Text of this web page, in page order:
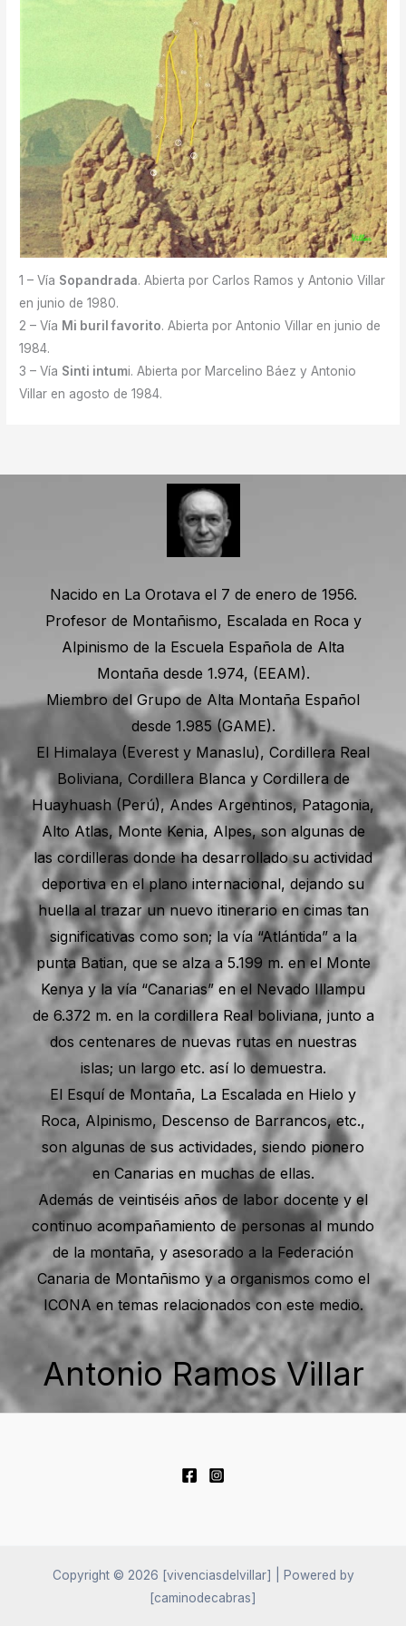
1 – Vía Sopandrada. Abierta por Carlos Ramos y Antonio Villar
en junio de 1980.
2 – Vía Mi buril favorito. Abierta por Antonio Villar en junio de
1984.
3 – Vía Sinti intumi. Abierta por Marcelino Báez y Antonio
Villar en agosto de 1984.
Nacido en La Orotava el 7 de enero de 1956.
Profesor de Montañismo, Escalada en Roca y
Alpinismo de la Escuela Española de Alta
Montaña desde 1.974, (EEAM).
Miembro del Grupo de Alta Montaña Español
desde 1.985 (GAME).
El Himalaya (Everest y Manaslu), Cordillera Real
Boliviana, Cordillera Blanca y Cordillera de
Huayhuash (Perú), Andes Argentinos, Patagonia,
Alto Atlas, Monte Kenia, Alpes, son algunas de
las cordilleras donde ha desarrollado su actividad
deportiva en el plano internacional, dejando su
huella al trazar un nuevo itinerario en cimas tan
significativas como son; la vía “Atlántida” a la
punta Batian, que se alza a 5.199 m. en el Monte
Kenya y la vía “Canarias” en el Nevado Illampu
de 6.372 m. en la cordillera Real boliviana, junto a
dos centenares de nuevas rutas en nuestras
islas; un largo etc. así lo demuestra.
El Esquí de Montaña, La Escalada en Hielo y
Roca, Alpinismo, Descenso de Barrancos, etc.,
son algunas de sus actividades, siendo pionero
en Canarias en muchas de ellas.
Además de veintiséis años de labor docente y el
continuo acompañamiento de personas al mundo
de la montaña, y asesorado a la Federación
Canaria de Montañismo y a organismos como el
ICONA en temas relacionados con este medio.
Antonio Ramos Villar
Copyright © 2026 [vivenciasdelvillar] | Powered by
[caminodecabras]